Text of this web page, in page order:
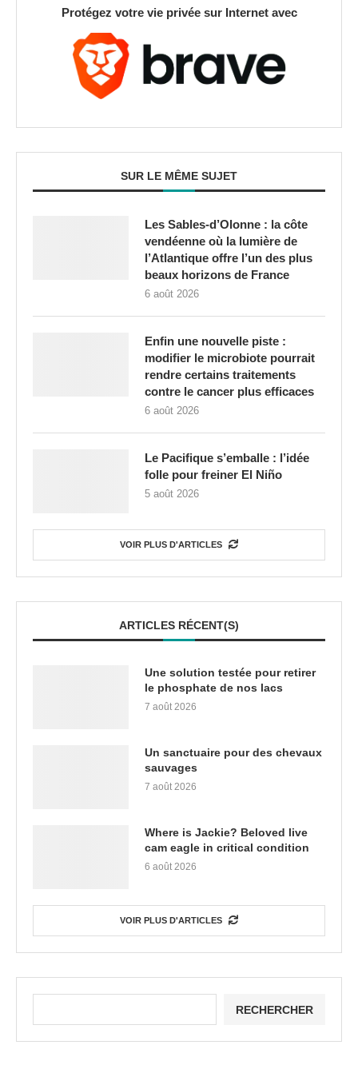
Protégez votre vie privée sur Internet avec
SUR LE MÊME SUJET
Les Sables-d’Olonne : la côte
vendéenne où la lumière de
l’Atlantique offre l’un des plus
beaux horizons de France
6 août 2026
Enfin une nouvelle piste :
modifier le microbiote pourrait
rendre certains traitements
contre le cancer plus efficaces
6 août 2026
Le Pacifique s’emballe : l’idée
folle pour freiner El Niño
5 août 2026
VOIR PLUS D'ARTICLES
ARTICLES RÉCENT(S)
Une solution testée pour retirer
le phosphate de nos lacs
7 août 2026
Un sanctuaire pour des chevaux
sauvages
7 août 2026
Where is Jackie? Beloved live
cam eagle in critical condition
6 août 2026
VOIR PLUS D'ARTICLES
RECHERCHER